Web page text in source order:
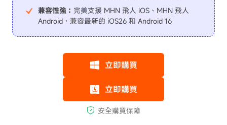
兼容性強： 完美支援 MHN 飛人 iOS、MHN 飛人
Android，兼容最新的 iOS26 和 Android 16